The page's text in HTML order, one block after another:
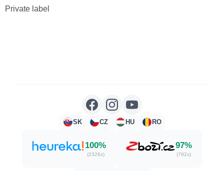
Private label
SK CZ HU RO
100%
(2326x)
97%
(792x)